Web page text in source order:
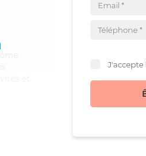
J'accepte